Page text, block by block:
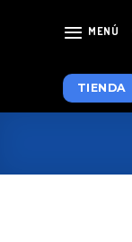
MENÚ
TIENDA